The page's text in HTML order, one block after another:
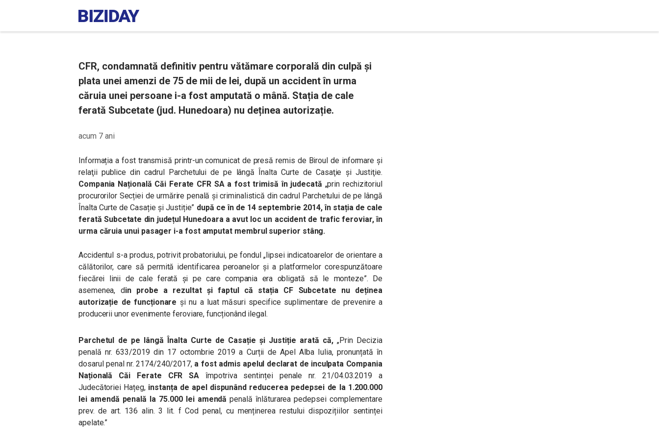
CFR, condamnată definitiv pentru vătămare corporală din culpă și
plata unei amenzi de 75 de mii de lei, după un accident în urma
căruia unei persoane i-a fost amputată o mână. Stația de cale
ferată Subcetate (jud. Hunedoara) nu deținea autorizație.
acum 7 ani
Informația a fost transmisă printr-un comunicat de presă remis de Biroul de informare şi
relaţii publice din cadrul Parchetului de pe lângă Înalta Curte de Casaţie şi Justiţie.
Compania Națională Căi Ferate CFR SA a fost trimisă în judecată „prin rechizitoriul
procurorilor Secției de urmărire penală și criminalistică din cadrul Parchetului de pe lângă
Înalta Curte de Casație și Justiție” după ce în de 14 septembrie 2014, în stația de cale
ferată Subcetate din județul Hunedoara a avut loc un accident de trafic feroviar, în
urma căruia unui pasager i-a fost amputat membrul superior stâng.
Accidentul s-a produs, potrivit probatoriului, pe fondul „lipsei indicatoarelor de orientare a
călătorilor, care să permită identificarea peroanelor și a platformelor corespunzătoare
fiecărei linii de cale ferată și pe care compania era obligată să le monteze”. De
asemenea, din probe a rezultat și faptul că stația CF Subcetate nu deținea
autorizație de funcționare și nu a luat măsuri specifice suplimentare de prevenire a
producerii unor evenimente feroviare, funcționând ilegal.
Parchetul de pe lângă Înalta Curte de Casație și Justiție arată că,„Prin Decizia
penală nr. 633/2019 din 17 octombrie 2019 a Curții de Apel Alba Iulia, pronunțată în
dosarul penal nr. 2174/240/2017, a fost admis apelul declarat de inculpata Compania
Națională Căi Ferate CFR SA împotriva sentinței penale nr. 21/04.03.2019 a
Judecătoriei Hațeg, instanța de apel dispunând reducerea pedepsei de la 1.200.000
lei amendă penală la 75.000 lei amendă penală înlăturarea pedepsei complementare
prev. de art. 136 alin. 3 lit. f Cod penal, cu menținerea restului dispozițiilor sentinței
apelate.”